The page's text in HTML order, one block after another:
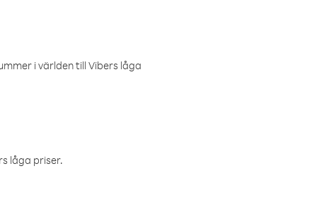
i världen till Vibers låga
låga priser.